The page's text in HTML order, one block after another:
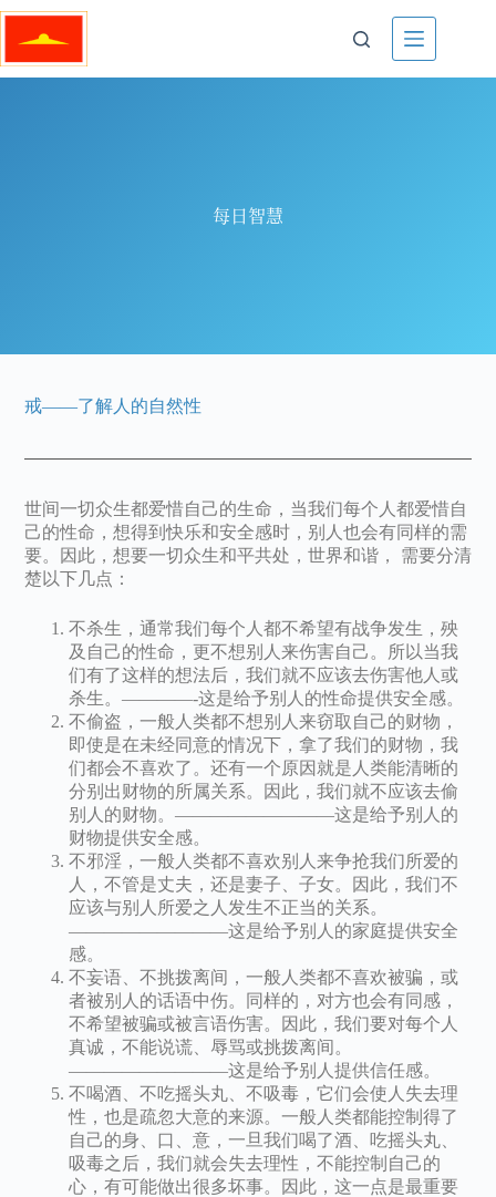
每日智慧
戒——了解人的自然性
世间一切众生都爱惜自己的生命，当我们每个人都爱惜自
己的性命，想得到快乐和安全感时，别人也会有同样的需
要。因此，想要一切众生和平共处，世界和谐， 需要分清
楚以下几点：
不杀生，通常我们每个人都不希望有战争发生，殃
及自己的性命，更不想别人来伤害自己。所以当我
们有了这样的想法后，我们就不应该去伤害他人或
杀生。————-这是给予别人的性命提供安全感。
不偷盗，一般人类都不想别人来窃取自己的财物，
即使是在未经同意的情况下，拿了我们的财物，我
们都会不喜欢了。还有一个原因就是人类能清晰的
分别出财物的所属关系。因此，我们就不应该去偷
别人的财物。—————————这是给予别人的
财物提供安全感。
不邪淫，一般人类都不喜欢别人来争抢我们所爱的
人，不管是丈夫，还是妻子、子女。因此，我们不
应该与别人所爱之人发生不正当的关系。
—————————这是给予别人的家庭提供安全
感。
不妄语、不挑拨离间，一般人类都不喜欢被骗，或
者被别人的话语中伤。同样的，对方也会有同感，
不希望被骗或被言语伤害。因此，我们要对每个人
真诚，不能说谎、辱骂或挑拨离间。
—————————这是给予别人提供信任感。
不喝酒、不吃摇头丸、不吸毒，它们会使人失去理
性，也是疏忽大意的来源。一般人类都能控制得了
自己的身、口、意，一旦我们喝了酒、吃摇头丸、
吸毒之后，我们就会失去理性，不能控制自己的
心，有可能做出很多坏事。因此，这一点是最重要